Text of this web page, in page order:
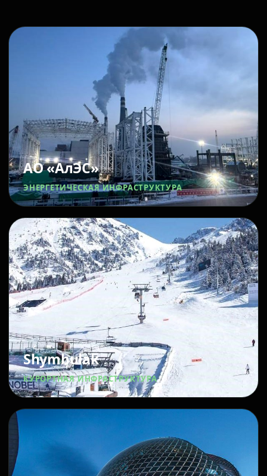
АО «АлЭС»
ЭНЕРГЕТИЧЕСКАЯ ИНФРАСТРУКТУРА
Shymbulak
КУРОРТНАЯ ИНФРАСТРУКТУРА